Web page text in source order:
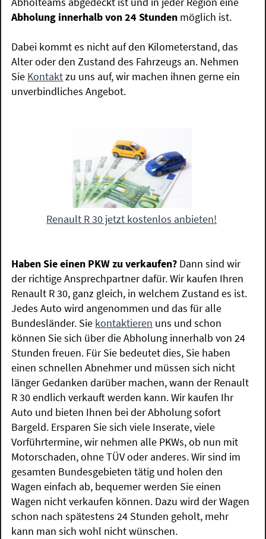
Abholung innerhalb von 24 Stunden möglich ist.
Dabei kommt es nicht auf den Kilometerstand, das
Alter oder den Zustand des Fahrzeugs an. Nehmen
Sie Kontaktzu uns auf, wir machen ihnen gerne ein
unverbindliches Angebot.
Renault R 30 jetzt kostenlos anbieten!
Haben Sie einen PKW zu verkaufen? Dann sind wir
der richtige Ansprechpartner dafür. Wir kaufen Ihren
Renault R 30, ganz gleich, in welchem Zustand es ist.
Jedes Auto wird angenommen und das für alle
Bundesländer. Sie kontaktieren uns und schon
können Sie sich über die Abholung innerhalb von 24
Stunden freuen. Für Sie bedeutet dies, Sie haben
einen schnellen Abnehmer und müssen sich nicht
länger Gedanken darüber machen, wann der Renault
R 30 endlich verkauft werden kann. Wir kaufen Ihr
Auto und bieten Ihnen bei der Abholung sofort
Bargeld. Ersparen Sie sich viele Inserate, viele
Vorführtermine, wir nehmen alle PKWs, ob nun mit
Motorschaden, ohne TÜV oder anderes. Wir sind im
gesamten Bundesgebieten tätig und holen den
Wagen einfach ab, bequemer werden Sie einen
Wagen nicht verkaufen können. Dazu wird der Wagen
schon nach spätestens 24 Stunden geholt, mehr
kann man sich wohl nicht wünschen.